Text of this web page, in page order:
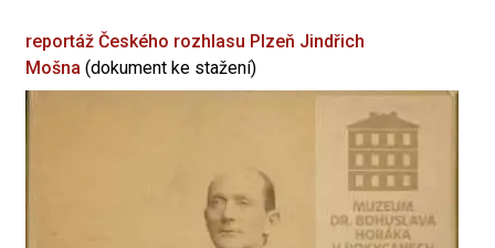
reportáž Českého rozhlasu Plzeň Jindřich
Mošna (dokument ke stažení)